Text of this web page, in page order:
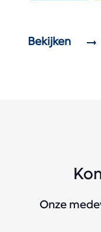
Bekijken
Onze